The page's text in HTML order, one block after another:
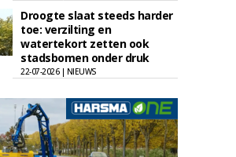
Droogte slaat steeds harder
toe: verzilting en
watertekort zetten ook
stadsbomen onder druk
22-07-2026 | NIEUWS